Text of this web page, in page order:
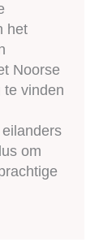
het
Noorse
te vinden
om